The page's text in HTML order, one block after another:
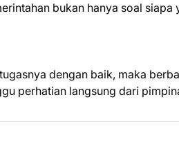
bukan hanya soal siapa
dengan baik, maka
perhatian langsung dari